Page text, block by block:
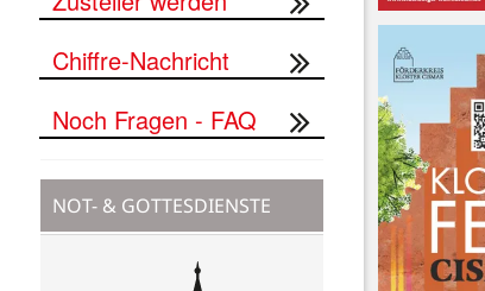
Chiffre-Nachricht
Noch Fragen - FAQ
NOT- & GOTTESDIENSTE